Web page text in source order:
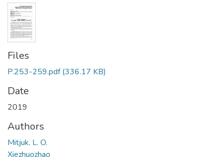
Files
P.253-259.pdf(336.17 KB)
Date
2019
Authors
Mitjuk, L. O.
Xiezhuozhao